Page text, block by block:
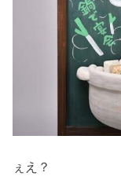
ぇえ？